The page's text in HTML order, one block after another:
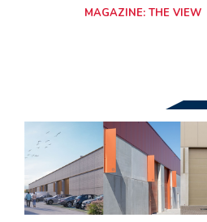
MAGAZINE: THE VIEW